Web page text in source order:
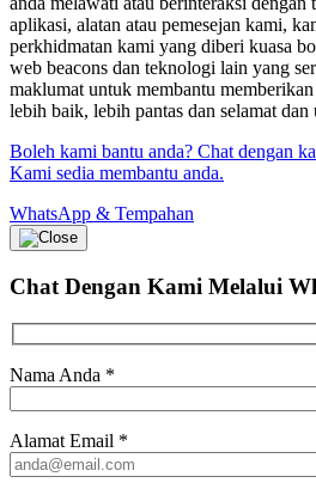
aplikasi, alatan atau pemesejan kami,
perkhidmatan kami yang diberi kuasa
web beacons dan teknologi lain yang
maklumat untuk membantu
lebih baik, lebih pantas dan selamat
Boleh kami bantu anda? Chat dengan
Kami sedia membantu anda.
WhatsApp & Tempahan
Chat Dengan Kami Melalui
Nama Anda *
Alamat Email *